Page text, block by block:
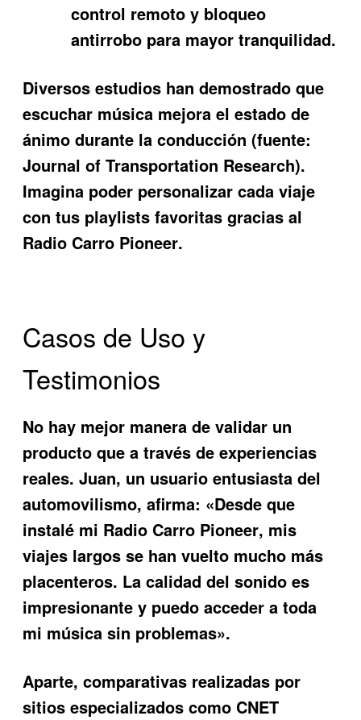
control remoto y bloqueo
antirrobo para mayor tranquilidad.
Diversos estudios han demostrado que
escuchar música mejora el estado de
ánimo durante la conducción (fuente:
Journal of Transportation Research).
Imagina poder personalizar cada viaje
con tus playlists favoritas gracias al
Radio Carro Pioneer.
Casos de Uso y
Testimonios
No hay mejor manera de validar un
producto que a través de experiencias
reales. Juan, un usuario entusiasta del
automovilismo, afirma: «Desde que
instalé mi Radio Carro Pioneer, mis
viajes largos se han vuelto mucho más
placenteros. La calidad del sonido es
impresionante y puedo acceder a toda
mi música sin problemas».
Aparte, comparativas realizadas por
sitios especializados como CNET